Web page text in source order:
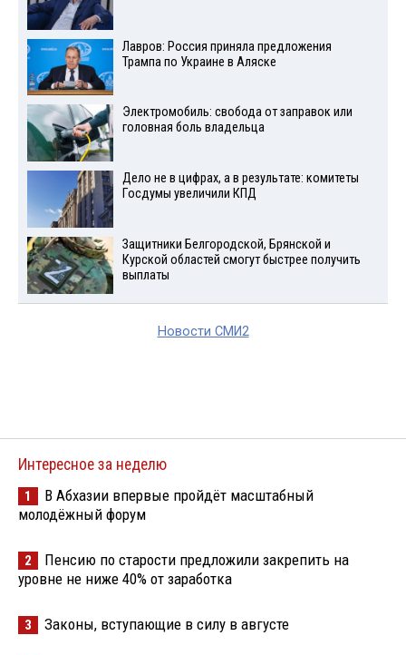
Лавров: Россия приняла предложения
Трампа по Украине в Аляске
Электромобиль: свобода от заправок или
головная боль владельца
Дело не в цифрах, а в результате: комитеты
Госдумы увеличили КПД
Защитники Белгородской, Брянской и
Курской областей смогут быстрее получить
выплаты
Новости СМИ2
Интересное за неделю
1
В Абхазии впервые пройдёт масштабный
молодёжный форум
2
Пенсию по старости предложили закрепить на
уровне не ниже 40% от заработка
3 Законы, вступающие в силу в августе